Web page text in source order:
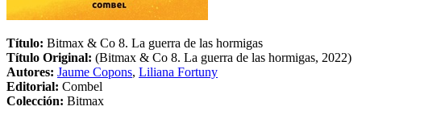
Título: Bitmax & Co 8. La guerra de las hormigas
Título Original: (Bitmax & Co 8. La guerra de las hormigas, 2022)
Autores: Jaume Copons, Liliana Fortuny
Editorial: Combel
Colección: Bitmax